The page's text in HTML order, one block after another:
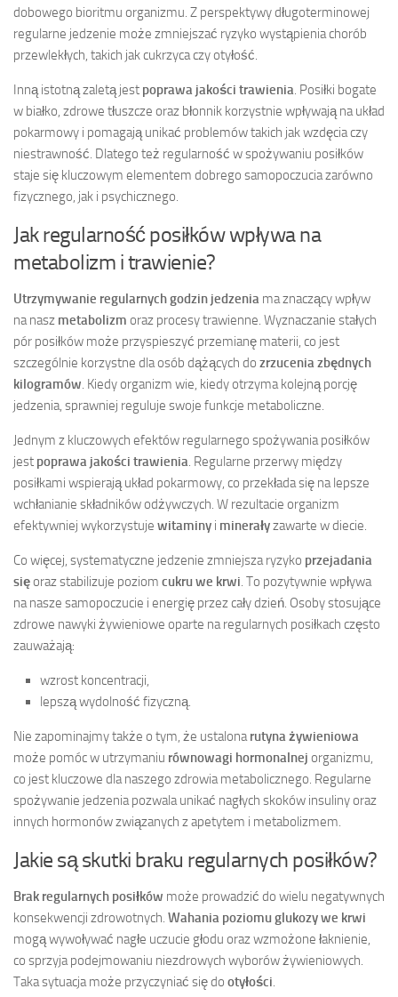
dobowego bioritmu organizmu. Z perspektywy długoterminowej
regularne jedzenie może zmniejszać ryzyko wystąpienia chorób
przewlekłych, takich jak cukrzyca czy otyłość.
Inną istotną zaletą jest poprawa jakości trawienia . Posiłki bogate
w białko, zdrowe tłuszcze oraz błonnik korzystnie wpływają na układ
pokarmowy i pomagają unikać problemów takich jak wzdęcia czy
niestrawność. Dlatego też regularność w spożywaniu posiłków
staje się kluczowym elementem dobrego samopoczucia zarówno
fizycznego, jak i psychicznego.
Jak regularność posiłków wpływa na
metabolizm i trawienie?
Utrzymywanie regularnych godzin jedzenia ma znaczący wpływ
na nasz metabolizm oraz procesy trawienne. Wyznaczanie stałych
pór posiłków może przyspieszyć przemianę materii, co jest
szczególnie korzystne dla osób dążących do zrzucenia zbędnych
kilogramów . Kiedy organizm wie, kiedy otrzyma kolejną porcję
jedzenia, sprawniej reguluje swoje funkcje metaboliczne.
Jednym z kluczowych efektów regularnego spożywania posiłków
jest poprawa jakości trawienia . Regularne przerwy między
posiłkami wspierają układ pokarmowy, co przekłada się na lepsze
wchłanianie składników odżywczych. W rezultacie organizm
efektywniej wykorzystuje witaminy i minerałyzawarte w diecie.
Co więcej, systematyczne jedzenie zmniejsza ryzyko przejadania
sięoraz stabilizuje poziom cukru we krwi . To pozytywnie wpływa
na nasze samopoczucie i energię przez cały dzień. Osoby stosujące
zdrowe nawyki żywieniowe oparte na regularnych posiłkach często
zauważają:
wzrost koncentracji,
lepszą wydolność fizyczną.
Nie zapominajmy także o tym, że ustalona rutyna żywieniowa
może pomóc w utrzymaniu równowagi hormonalnej organizmu,
co jest kluczowe dla naszego zdrowia metabolicznego. Regularne
spożywanie jedzenia pozwala unikać nagłych skoków insuliny oraz
innych hormonów związanych z apetytem i metabolizmem.
Jakie są skutki braku regularnych posiłków?
Brak regularnych posiłków może prowadzić do wielu negatywnych
konsekwencji zdrowotnych. Wahania poziomu glukozy we krwi
mogą wywoływać nagłe uczucie głodu oraz wzmożone łaknienie,
co sprzyja podejmowaniu niezdrowych wyborów żywieniowych.
Taka sytuacja może przyczyniać się do otyłości